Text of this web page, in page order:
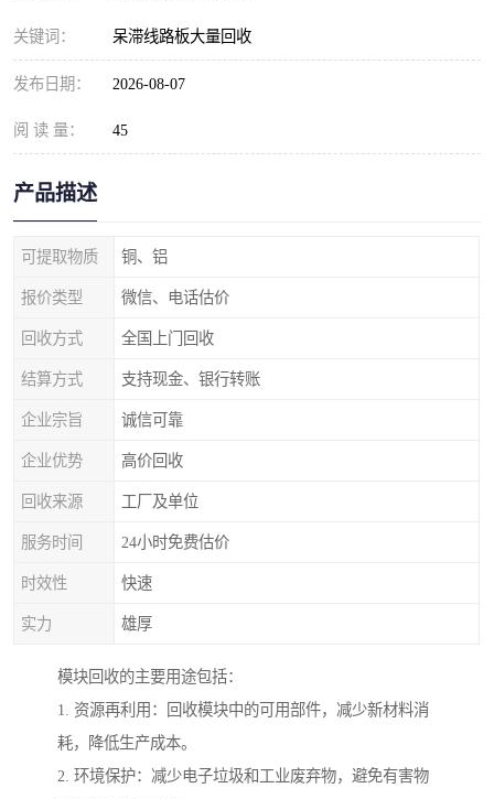
关键词： 呆滞线路板大量回收
发布日期： 2026-08-07
阅 读 量： 45
产品描述
可提取物质 铜、铝
报价类型 微信、电话估价
回收方式 全国上门回收
结算方式 支持现金、银行转账
企业宗旨 诚信可靠
企业优势 高价回收
回收来源 工厂及单位
服务时间 24小时免费估价
时效性 快速
实力 雄厚
模块回收的主要用途包括：
1. 资源再利用：回收模块中的可用部件，减少新材料消
耗，降低生产成本。
2. 环境保护：减少电子垃圾和工业废弃物，避免有害物